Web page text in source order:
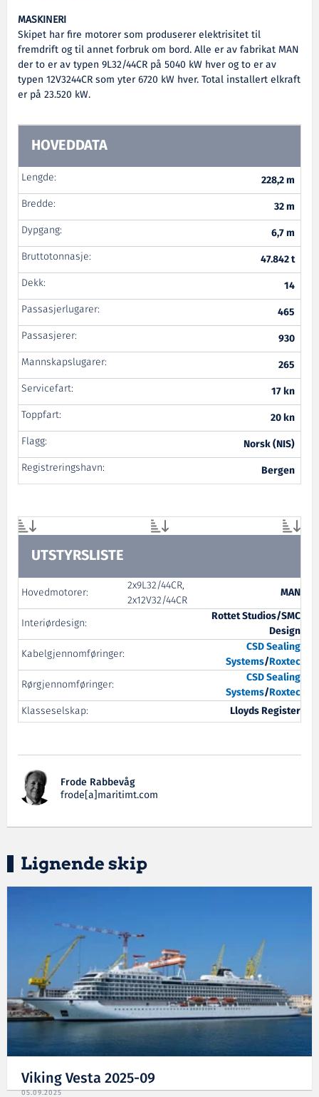
MASKINERI
Skipet har fire motorer som produserer elektrisitet til
fremdrift og til annet forbruk om bord. Alle er av fabrikat MAN
der to er av typen 9L32/44CR på 5040 kW hver og to er av
typen 12V3244CR som yter 6720 kW hver. Total installert elkraft
er på 23.520 kW.
HOVEDDATA
Lengde:
228,2 m
Bredde:
32 m
Dypgang:
6,7 m
Bruttotonnasje:
47.842 t
Dekk:
14
Passasjerlugarer:
465
Passasjerer:
930
Mannskapslugarer:
265
Servicefart:
17 kn
Toppfart:
20 kn
Flagg:
Norsk (NIS)
Registreringshavn:
Bergen
UTSTYRSLISTE
Hovedmotorer:
2x9L32/44CR,
2x12V32/44CR
MAN
Interiørdesign:
Rottet Studios/SMC
Design
Kabelgjennomføringer:
CSDSealing
Systems/Roxtec
Rørgjennomføringer:
CSDSealing
Systems/Roxtec
Klasseselskap:
Lloyds Register
Frode Rabbevåg
frode[a]maritimt.com
Lignende skip
Viking Vesta 2025-09
05.09.2025